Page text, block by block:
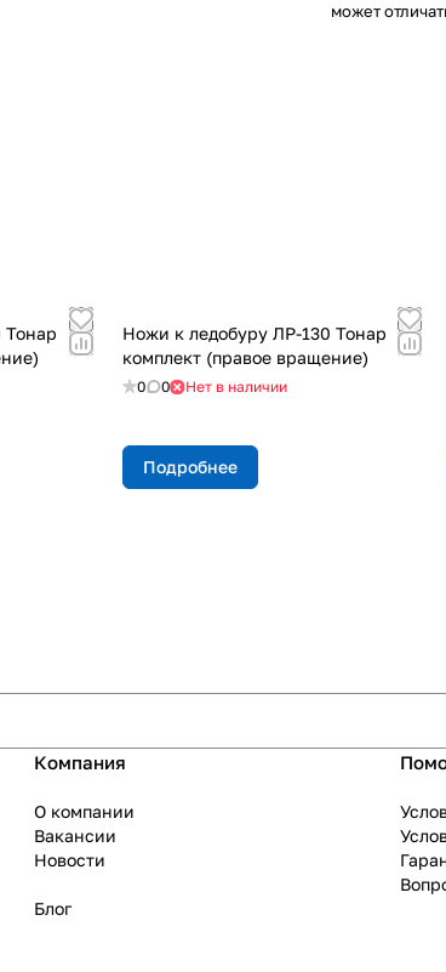
может
Тонар
Ножи к ледобуру ЛР-130 Тонар
комплект (правое вращение)
0 0 Нет в наличии
Подробнее
Компания
О компании
Вакансии
Новости
Блог